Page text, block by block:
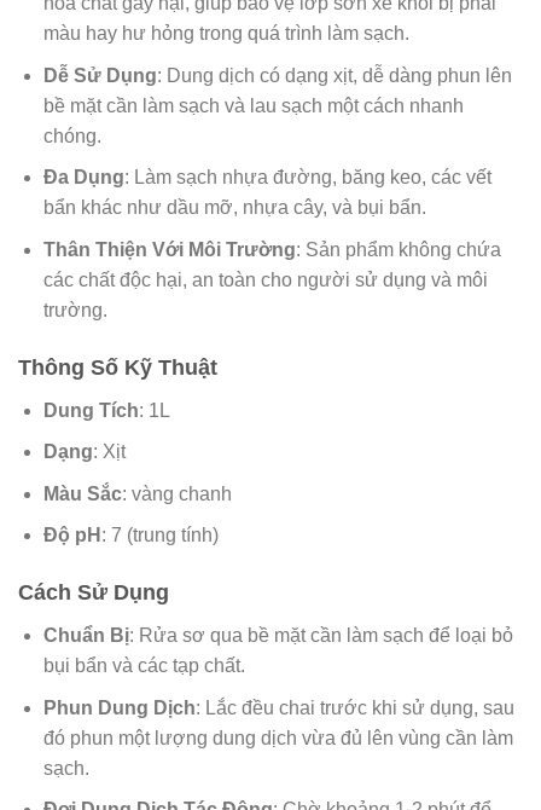
màu hay hư hỏng trong quá trình làm sạch.
Dễ Sử Dụng: Dung dịch có dạng xịt, dễ dàng phun lên
bề mặt cần làm sạch và lau sạch một cách nhanh
chóng.
Đa Dụng: Làm sạch nhựa đường, băng keo, các vết
bẩn khác như dầu mỡ, nhựa cây, và bụi bẩn.
Thân Thiện Với Môi Trường: Sản phẩm không chứa
các chất độc hại, an toàn cho người sử dụng và môi
trường.
Thông Số Kỹ Thuật
Dung Tích: 1L
Dạng: Xịt
Màu Sắc: vàng chanh
Độ pH : 7 (trung tính)
Cách Sử Dụng
Chuẩn Bị: Rửa sơ qua bề mặt cần làm sạch để loại bỏ
bụi bẩn và các tạp chất.
Phun Dung Dịch: Lắc đều chai trước khi sử dụng, sau
đó phun một lượng dung dịch vừa đủ lên vùng cần làm
sạch.